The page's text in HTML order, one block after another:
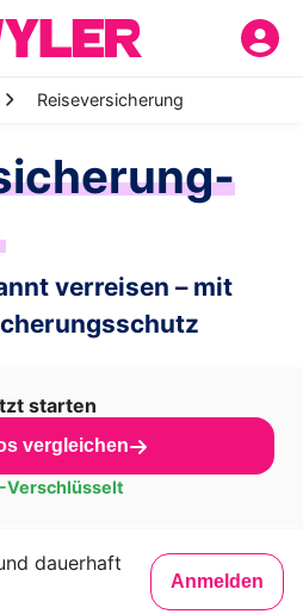
Reiseversicherung
verreisen – mit
starten
vergleichen
Verschlüsselt
dauerhaft
Anmelden